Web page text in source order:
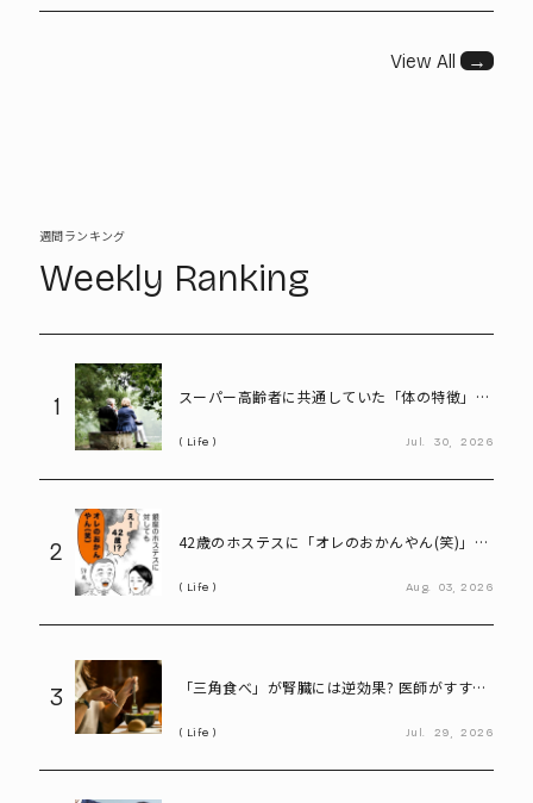
View All →
週間ランキング
Weekly Ranking
1
スーパー高齢者に共通していた「体の特徴」と
Life Jul. 30, 2026
2
42歳のホステスに「オレのおかんやん(笑)」と
Life Aug. 03, 2026
3
「三角食べ」が腎臓には逆効果? 医師がすすめ
Life Jul. 29, 2026